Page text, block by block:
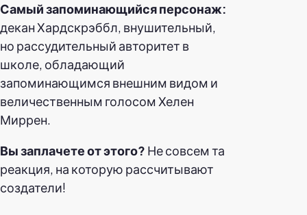
Самый запоминающийся персонаж:
декан Хардскрэббл, внушительный,
но рассудительный авторитет в
школе, обладающий
запоминающимся внешним видом и
величественным голосом Хелен
Миррен.
Вы заплачете от этого? Не совсем та
реакция, на которую рассчитывают
создатели!